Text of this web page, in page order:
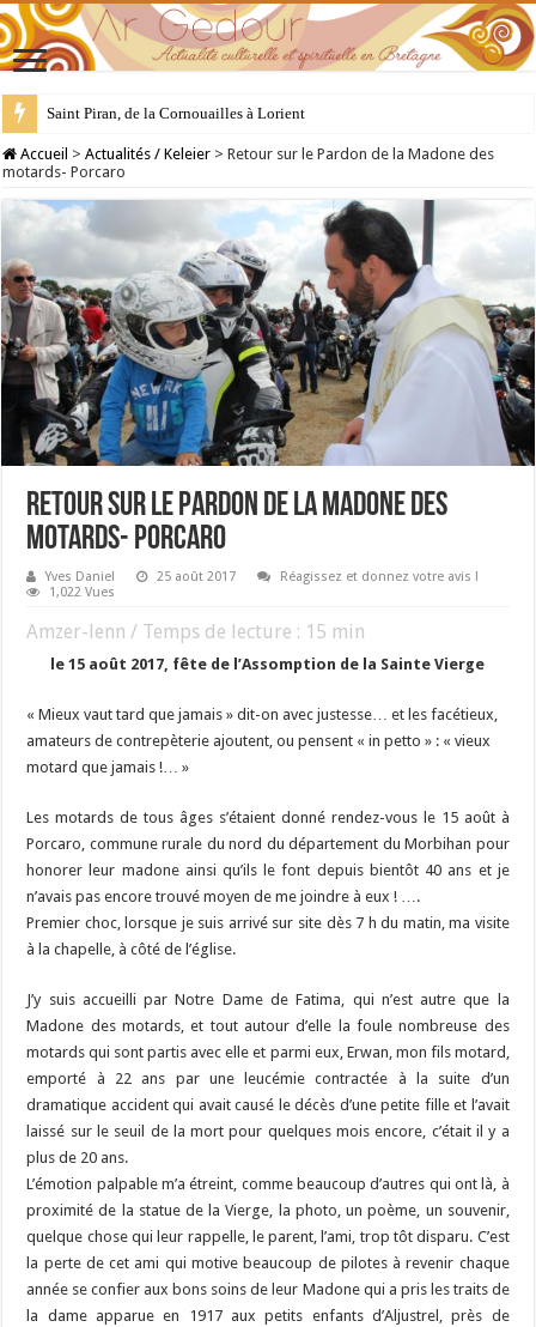
28 juillet : Saint Samson de Dol, père de la Bretagne chrétienne
Accueil > Actualités / Keleier > Retour sur le Pardon de la Madone des
motards- Porcaro
Retour sur le Pardon de la Madone des
motards- Porcaro
Yves Daniel 25 août 2017
Réagissez et donnez votre avis !
1,022 Vues
Amzer-lenn / Temps de lecture : 15 min
le 15 août 2017, fête de l’Assomption de la Sainte Vierge
« Mieux vaut tard que jamais » dit-on avec justesse… et les facétieux,
amateurs de contrepèterie ajoutent, ou pensent « in petto » : « vieux
motard que jamais !… »
Les motards de tous âges s’étaient donné rendez-vous le 15 août à
Porcaro, commune rurale du nord du département du Morbihan pour
honorer leur madone ainsi qu’ils le font depuis bientôt 40 ans et je
n’avais pas encore trouvé moyen de me joindre à eux ! ….
Premier choc, lorsque je suis arrivé sur site dès 7 h du matin, ma visite
à la chapelle, à côté de l’église.
J’y suis accueilli par Notre Dame de Fatima, qui n’est autre que la
Madone des motards, et tout autour d’elle la foule nombreuse des
motards qui sont partis avec elle et parmi eux, Erwan, mon fils motard,
emporté à 22 ans par une leucémie contractée à la suite d’un
dramatique accident qui avait causé le décès d’une petite fille et l’avait
laissé sur le seuil de la mort pour quelques mois encore, c’était il y a
plus de 20 ans.
L’émotion palpable m’a étreint, comme beaucoup d’autres qui ont là, à
proximité de la statue de la Vierge, la photo, un poème, un souvenir,
quelque chose qui leur rappelle, le parent, l’ami, trop tôt disparu. C’est
la perte de cet ami qui motive beaucoup de pilotes à revenir chaque
année se confier aux bons soins de leur Madone qui a pris les traits de
la dame apparue en 1917 aux petits enfants d’Aljustrel, près de